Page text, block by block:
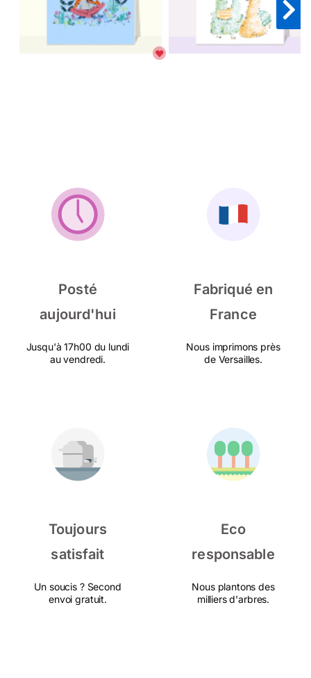
Posté
aujourd'hui
Jusqu'à 17h00 du lundi
au vendredi.
Fabriqué en
France
Nous imprimons près
de Versailles.
Toujours
satisfait
Un soucis ? Second
envoi gratuit.
Eco
responsable
Nous plantons des
milliers d'arbres.